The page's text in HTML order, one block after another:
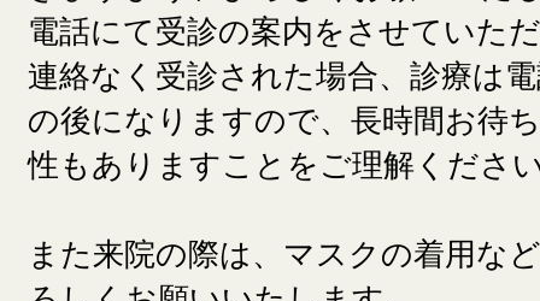
電話にて受診の案内をさせていた
連絡なく受診された場合、診療は
の後になりますので、長時間お待
性もありますことをご理解くださ
また来院の際は、マスクの着用な